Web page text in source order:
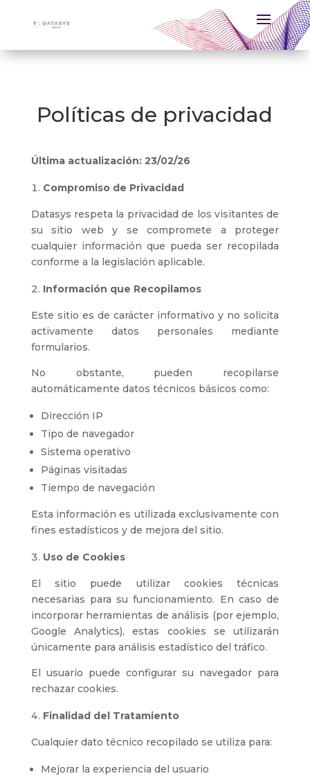
Políticas de privacidad
Última actualización: 23/02/26
Compromiso de Privacidad
Datasys respeta la privacidad de los visitantes de
su sitio web y se compromete a proteger
cualquier información que pueda ser recopilada
conforme a la legislación aplicable.
Información que Recopilamos
Este sitio es de carácter informativo y no solicita
activamente datos personales mediante
formularios.
No obstante, pueden recopilarse
automáticamente datos técnicos básicos como:
Dirección IP
Tipo de navegador
Sistema operativo
Páginas visitadas
Tiempo de navegación
Esta información es utilizada exclusivamente con
fines estadísticos y de mejora del sitio.
Uso de Cookies
El sitio puede utilizar cookies técnicas
necesarias para su funcionamiento. En caso de
incorporar herramientas de análisis (por ejemplo,
Google Analytics), estas cookies se utilizarán
únicamente para análisis estadístico del tráfico.
El usuario puede configurar su navegador para
rechazar cookies.
Finalidad del Tratamiento
Cualquier dato técnico recopilado se utiliza para:
Mejorar la experiencia del usuario